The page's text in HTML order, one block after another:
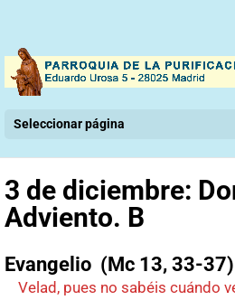
Seleccionar página
3 de diciembre:
Adviento. B
Evangelio (Mc 13, 33-37)
Velad, pues no sabéis cuándo